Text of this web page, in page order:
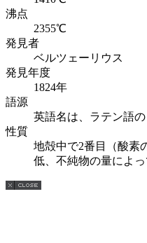
沸点
2355℃
発見者
ベルツェーリウス
発見年度
1824年
語源
英語名は、ラテン語
性質
地殻中で2番目（酸素
低、不純物の量によ